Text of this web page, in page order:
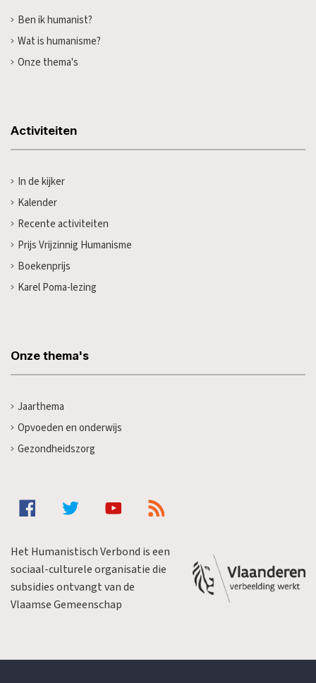
Ben ik humanist?
Wat is humanisme?
Onze thema's
Activiteiten
In de kijker
Kalender
Recente activiteiten
Prijs Vrijzinnig Humanisme
Boekenprijs
Karel Poma-lezing
Onze thema's
Jaarthema
Opvoeden en onderwijs
Gezondheidszorg
Het Humanistisch Verbond is een
sociaal-culturele organisatie die
subsidies ontvangt van de
Vlaamse Gemeenschap